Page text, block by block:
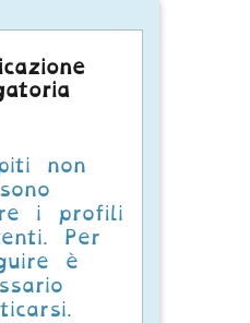
non
i profili
Per
è